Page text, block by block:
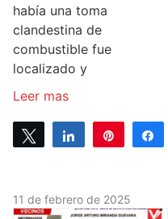
había una toma
clandestina de
combustible fue
localizado y
Leer mas
Tweet Share Pin
11 de febrero de 2025